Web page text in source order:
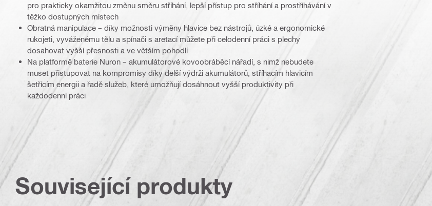
pro prakticky okamžitou změnu směru stříhání, lepší přístup pro stříhání a prostříhávání v
těžko dostupných místech
Obratná manipulace – díky možnosti výměny hlavice bez nástrojů, úzké a ergonomické
rukojeti, vyváženému tělu a spínači s aretací můžete při celodenní práci s plechy
dosahovat vyšší přesnosti a ve větším pohodlí
Na platformě baterie Nuron – akumulátorové kovoobráběcí nářadí, s nimž nebudete
muset přistupovat na kompromisy díky delší výdrži akumulátorů, stříhacím hlavicím
šetřícím energii a řadě služeb, které umožňují dosáhnout vyšší produktivity při
každodenní práci
Související produkty